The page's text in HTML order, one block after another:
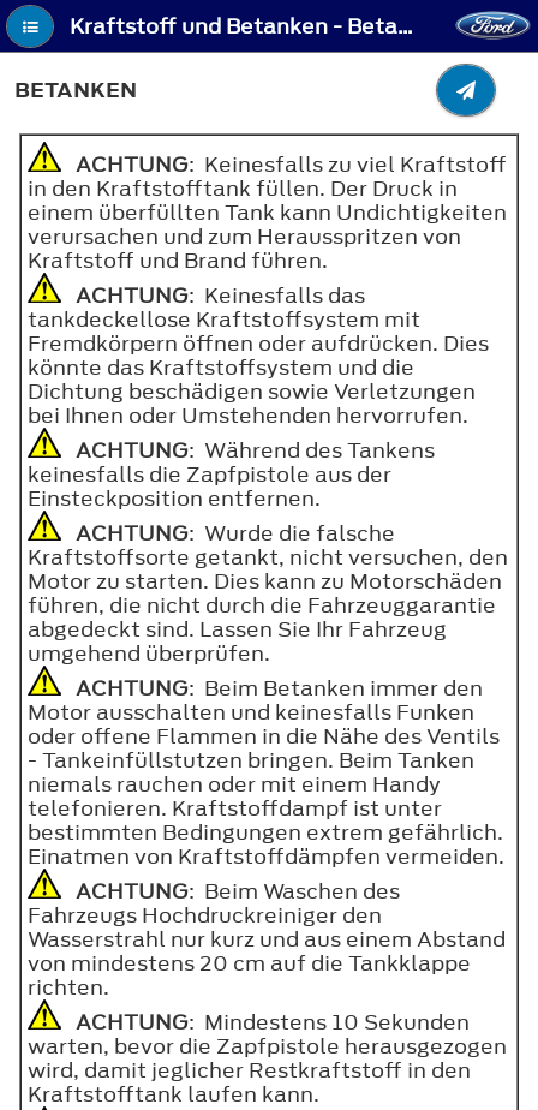
Kraftstoff und Betanken - Betanken
BETANKEN
ACHTUNG: Keinesfalls zu viel Kraftstoff
in den Kraftstofftank füllen. Der Druck in
einem überfüllten Tank kann Undichtigkeiten
verursachen und zum Herausspritzen von
Kraftstoff und Brand führen.
ACHTUNG: Keinesfalls das
tankdeckellose Kraftstoffsystem mit
Fremdkörpern öffnen oder aufdrücken. Dies
könnte das Kraftstoffsystem und die
Dichtung beschädigen sowie Verletzungen
bei Ihnen oder Umstehenden hervorrufen.
ACHTUNG: Während des Tankens
keinesfalls die Zapfpistole aus der
Einsteckposition entfernen.
ACHTUNG: Wurde die falsche
Kraftstoffsorte getankt, nicht versuchen, den
Motor zu starten. Dies kann zu Motorschäden
führen, die nicht durch die Fahrzeuggarantie
abgedeckt sind. Lassen Sie Ihr Fahrzeug
umgehend überprüfen.
ACHTUNG: Beim Betanken immer den
Motor ausschalten und keinesfalls Funken
oder offene Flammen in die Nähe des Ventils
- Tankeinfüllstutzen bringen. Beim Tanken
niemals rauchen oder mit einem Handy
telefonieren. Kraftstoffdampf ist unter
bestimmten Bedingungen extrem gefährlich.
Einatmen von Kraftstoffdämpfen vermeiden.
ACHTUNG: Beim Waschen des
Fahrzeugs Hochdruckreiniger den
Wasserstrahl nur kurz und aus einem Abstand
von mindestens 20 cm auf die Tankklappe
richten.
ACHTUNG: Mindestens 10 Sekunden
warten, bevor die Zapfpistole herausgezogen
wird, damit jeglicher Restkraftstoff in den
Kraftstofftank laufen kann.